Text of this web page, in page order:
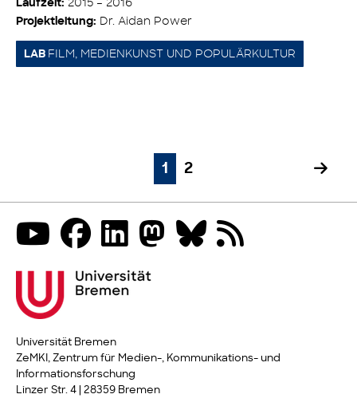
Laufzeit: 2015 – 2016
Projektleitung: Dr. Aidan Power
LAB FILM, MEDIENKUNST UND POPULÄRKULTUR
1 2
Universität Bremen
ZeMKI, Zentrum für Medien-, Kommunikations- und
Informationsforschung
Linzer Str. 4 | 28359 Bremen